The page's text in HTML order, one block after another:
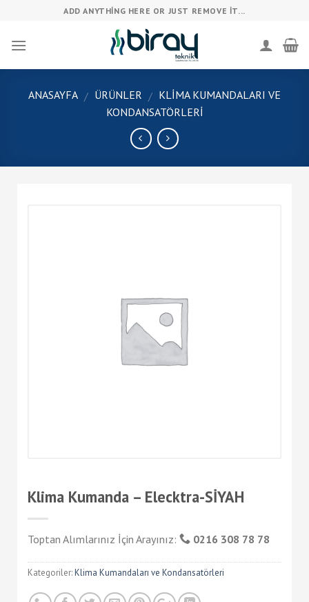
content
ADD ANYTHING HERE OR JUST REMOVE IT...
ANASAYFA / ÜRÜNLER / KLIMA KUMANDALARI VE
KONDANSATÖRLERI
Klima Kumanda – Elecktra-SİYAH
Toptan Alımlarınız İçin Arayınız: 0216 308 78 78
Kategoriler:Klima Kumandaları ve Kondansatörleri